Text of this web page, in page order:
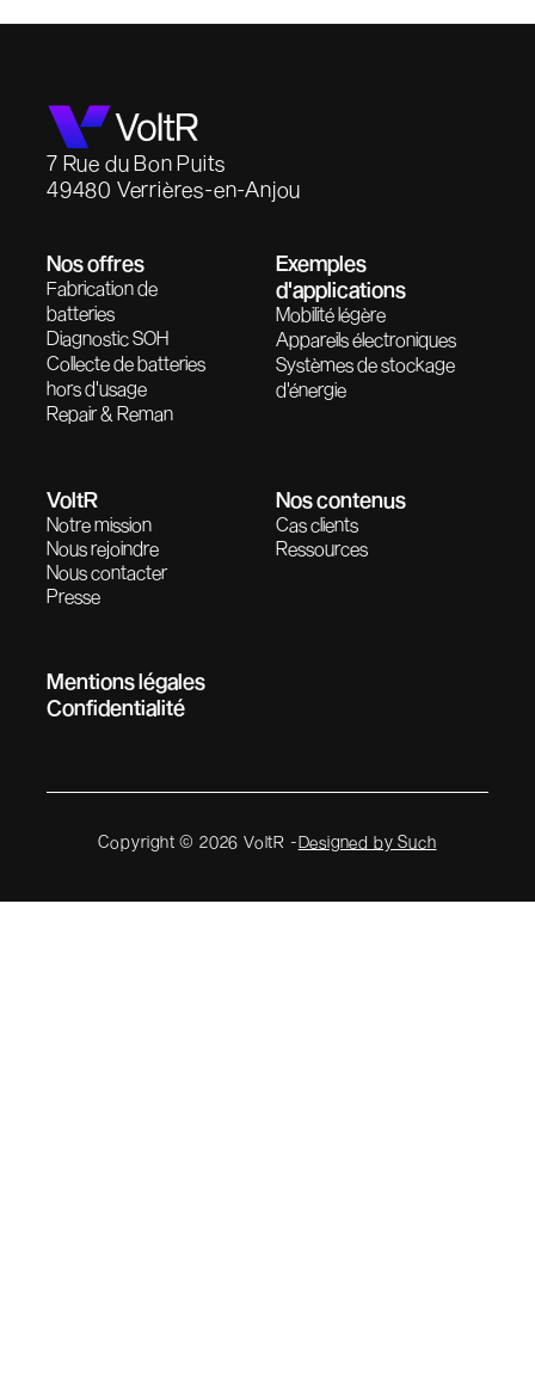
7 Rue du Bon Puits
49480 Verrières-en-Anjou
Nos offres
Fabrication de
batteries
Diagnostic SOH
Collecte de batteries
hors d'usage
Repair & Reman
Exemples
d'applications
Mobilité légère
Appareils électroniques
Systèmes de stockage
d'énergie
VoltR
Notre mission
Nous rejoindre
Nous contacter
Presse
Nos contenus
Cas clients
Ressources
Mentions légales
Confidentialité
Copyright © 2026 VoltR -Designed by Such